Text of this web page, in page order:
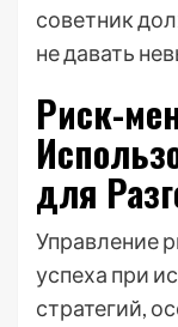
советник
не давать
Риск-
для
Управление
успеха при
стратегий,